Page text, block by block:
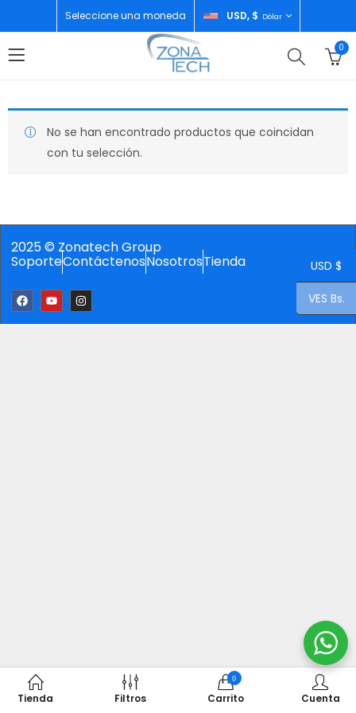
Seleccione una moneda USD, $ Dólar
0
No se han encontrado productos que coincidan
con tu selección.
2025 © Zonatech Group
SoporteContáctenosNosotrosTienda
Tienda Filtros
0
Carrito Cuenta
USD $
VES Bs.